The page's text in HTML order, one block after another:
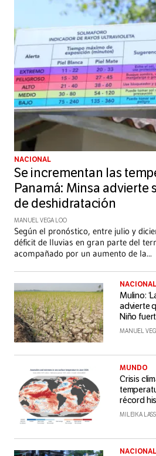
NACIONAL
Se incrementan las
Panamá: Minsa advierte
de deshidratación
MANUEL VEGA LOO
Según el pronóstico, entre julio y
déficit de lluvias en gran parte del
acompañado por un aumento de la...
NACIONAL
Mulino:
advierte
Niño
MANUEL
MUNDO
Crisis
récord
MILEIKA
NACIONAL